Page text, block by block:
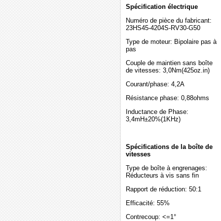
Spécification électrique
Numéro de pièce du fabricant:
23HS45-4204S-RV30-G50
Type de moteur: Bipolaire pas à
pas
Couple de maintien sans boîte
de vitesses: 3,0Nm(425oz.in)
Courant/phase: 4,2A
Résistance phase: 0,88ohms
Inductance de Phase:
3,4mH±20%(1KHz)
Spécifications de la boîte de
vitesses
Type de boîte à engrenages:
Réducteurs à vis sans fin
Rapport de réduction: 50:1
Efficacité: 55%
Contrecoup: <=1°